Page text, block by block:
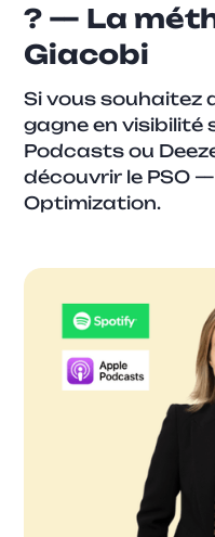
? — La
Giacobi
Si vous souhaitez
gagne en visibilité
Podcasts ou
découvrir le PSO
Optimization.